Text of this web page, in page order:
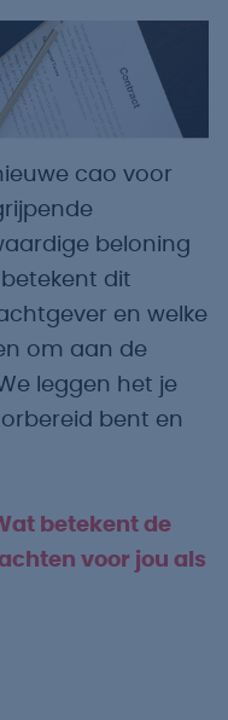
cao voor
beloning
dit
en welke
om aan de
leggen het je
bent en
betekent de
voor jou als